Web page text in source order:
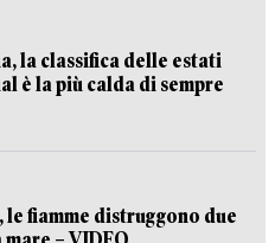
la classifica delle estati
è la più calda di sempre
fiamme distruggono due